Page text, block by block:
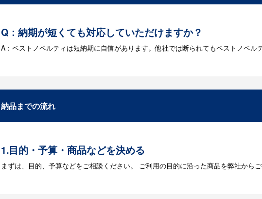
Q：納期が短くても対応していただけますか？
A：ベストノベルティは短納期に自信があります。他社では断られてもベストノベル
納品までの流れ
1.目的・予算・商品などを決める
まずは、目的、予算などをご相談ください。 ご利用の目的に沿った商品を弊社からご